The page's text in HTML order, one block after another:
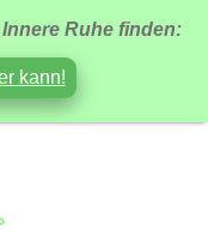
Ruhe finden:
kann!